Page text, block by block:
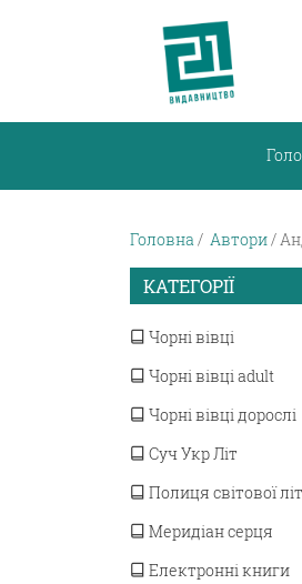
Головна Автори
КАТЕГОРІЇ
Чорні вівці
Чорні вівці adult
Чорні вівці дорослі
Суч Укр Літ
Полиця світової
Меридіан серця
Електронні книги